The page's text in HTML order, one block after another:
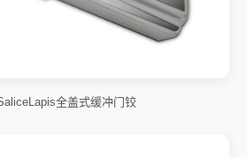
全盖式缓冲门铰